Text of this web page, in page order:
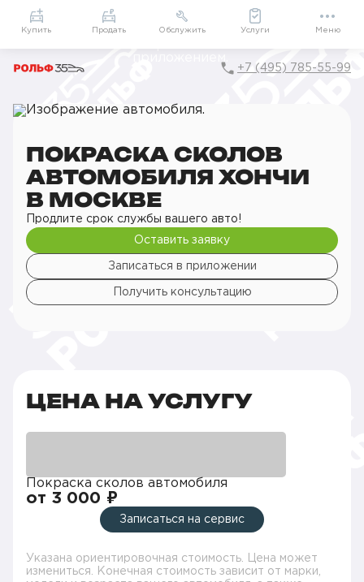
Приложение
Мой РОЛЬФ
Подарки внутри
+7 (495) 785-55-99
Главная
РОЛЬФ Сервис
Сервис Hongqi
Кузовной ремонт
Покраска сколов
Покраска сколов автомобиля
ПОКРАСКА СКОЛОВ
АВТОМОБИЛЯ ХОНЧИ
В МОСКВЕ
Продлите срок службы вашего авто!
Оставить заявку
Записаться в приложении
Получить консультацию
ЦЕНА НА УСЛУГУ
Покраска сколов автомобиля
от 3 000 ₽
Записаться на сервис
Указана ориентировочная стоимость. Цена может
измениться. Конечная стоимость зависит от марки,
Купить Продать Обслужить Услуги Меню